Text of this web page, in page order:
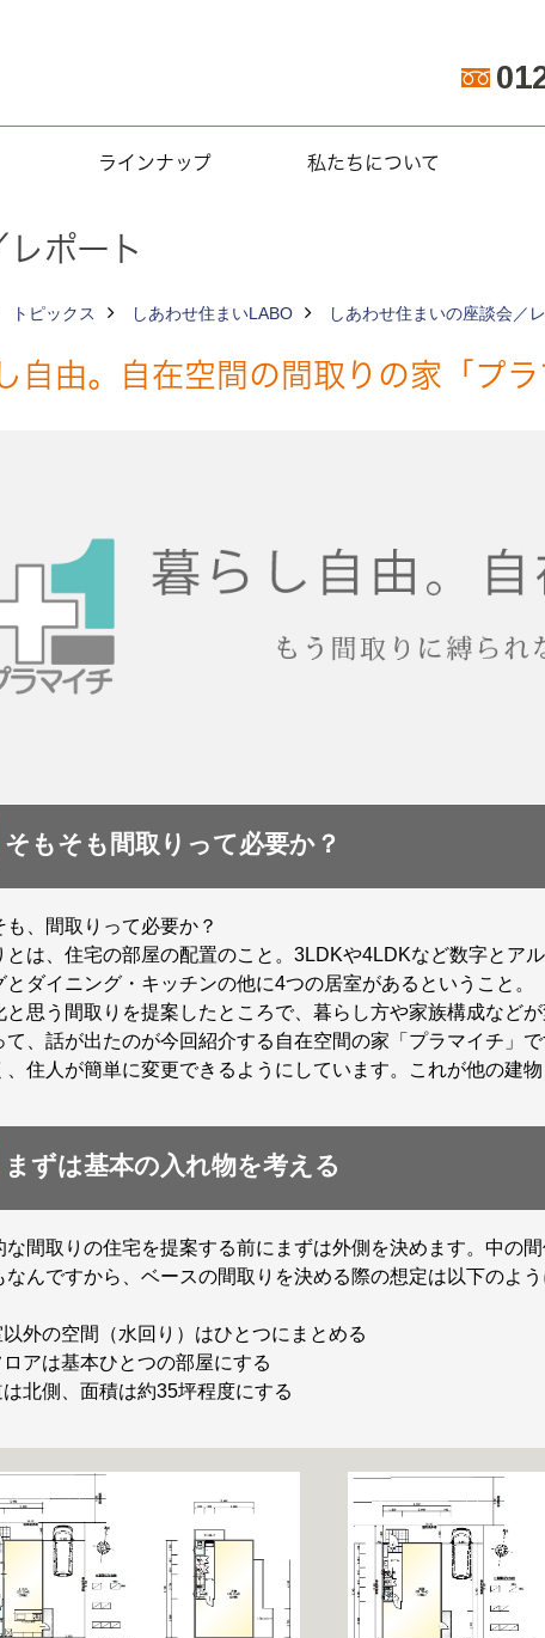
ラインナップ 私たちについて
ポート
トピックス しあわせ住まいLABO しあわせ住まいの座談会／
自由。自在空間の間取りの家「プラ
そもそも間取りって必要か？
も、間取りって必要か？
とは、住宅の部屋の配置のこと。3LDKや4LDKなど数字とア
とダイニング・キッチンの他に4つの居室があるということ。
と思う間取りを提案したところで、暮らし方や家族構成など
て、話が出たのが今回紹介する自在空間の家「プラマイチ」
、住人が簡単に変更できるようにしています。これが他の建物
まずは基本の入れ物を考える
な間取りの住宅を提案する前にまずは外側を決めます。中の
なんですから、ベースの間取りを決める際の想定は以下のよう
以外の空間（水回り）はひとつにまとめる
ロアは基本ひとつの部屋にする
北側、面積は約35坪程度にする